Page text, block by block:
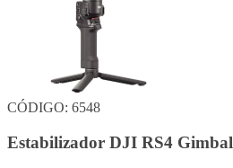
CÓDIGO: 6548
Estabilizador DJI RS4 Gimbal